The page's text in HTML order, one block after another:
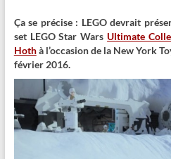
Ça se précise : LEGO devrait
set LEGO Star WarsUltimate
Hothà l’occasion de la New York
février 2016.